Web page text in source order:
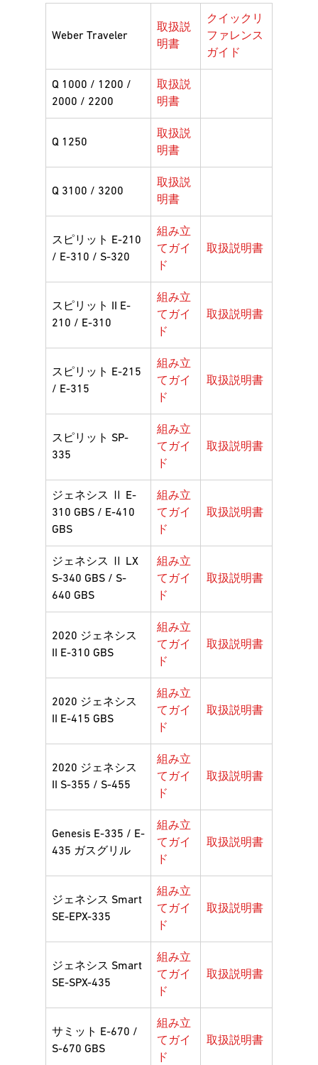
Weber Traveler
取扱説
明書
クイックリ
ファレンス
ガイド
Q 1000 / 1200 /
2000 / 2200
取扱説
明書
Q 1250
取扱説
明書
Q 3100 / 3200
取扱説
明書
スピリット E-210
/ E-310 / S-320
組み立
てガイ
ド
取扱説明書
スピリット II E-
210 / E-310
組み立
てガイ
ド
取扱説明書
スピリット E-215
/ E-315
組み立
てガイ
ド
取扱説明書
スピリット SP-
335
組み立
てガイ
ド
取扱説明書
ジェネシス Ⅱ E-
310 GBS / E-410
GBS
組み立
てガイ
ド
取扱説明書
ジェネシス Ⅱ LX
S-340 GBS / S-
640 GBS
組み立
てガイ
ド
取扱説明書
2020 ジェネシス
II E-310 GBS
組み立
てガイ
ド
取扱説明書
2020 ジェネシス
II E-415 GBS
組み立
てガイ
ド
取扱説明書
2020 ジェネシス
II S-355 / S-455
組み立
てガイ
ド
取扱説明書
Genesis E-335 / E-
435 ガスグリル
組み立
てガイ
ド
取扱説明書
ジェネシス Smart
SE-EPX-335
組み立
てガイ
ド
取扱説明書
ジェネシス Smart
SE-SPX-435
組み立
てガイ
ド
取扱説明書
サミット E-670 /
S-670 GBS
組み立
てガイ
ド
取扱説明書